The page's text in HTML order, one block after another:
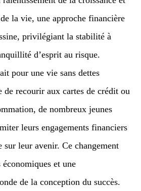
la vie, une approche financière
privilégiant la stabilité à
d’esprit au risque.
pour une vie sans dettes
de recourir aux cartes de crédit ou
de nombreux jeunes
leurs engagements financiers
sur leur avenir. Ce changement
et une
de la conception du succès.